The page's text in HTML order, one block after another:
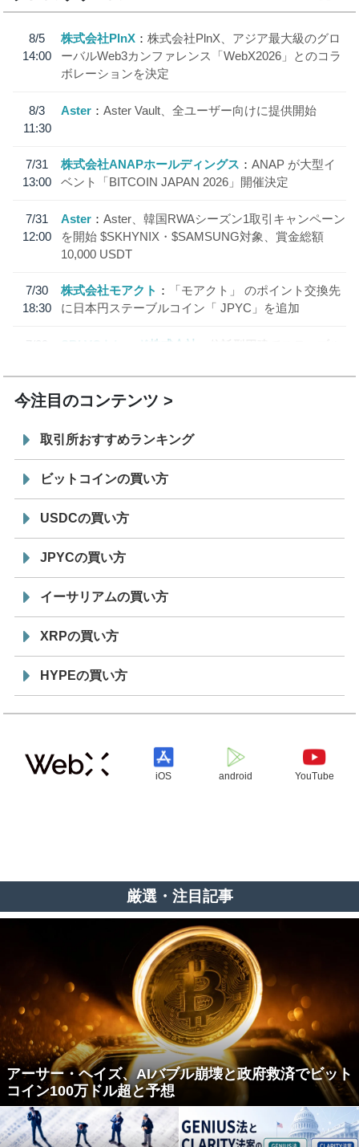
8/5
14:00
株式会社PlnX
株式会社PlnX、アジア最大級のグロ
ーバルWeb3カンファレンス「WebX2026」とのコラ
ボレーションを決定
8/3
11:30
Aster Aster Vault、全ユーザー向けに提供開始
7/31
13:00
株式会社ANAPホールディングス
ANAP が大型イ
ベント「BITCOIN JAPAN 2026」開催決定
7/31
12:00
Aster
Aster、韓国RWAシーズン1取引キャンペーン
を開始 $SKHYNIX・$SAMSUNG対象、賞金総額
10,000 USDT
7/30
18:30
株式会社モアクト
「モアクト」 のポイント交換先
に日本円ステーブルコイン「 JPYC」を追加
7/29
SBI VCトレード株式会社
信託型円建てステーブル
今注目のコンテンツ
取引所おすすめランキング
ビットコインの買い方
USDCの買い方
JPYCの買い方
イーサリアムの買い方
XRPの買い方
HYPEの買い方
iOS android YouTube
厳選・注目記事
アーサー・ヘイズ、AIバブル崩壊と政府救済でビット
コイン100万ドル超と予想